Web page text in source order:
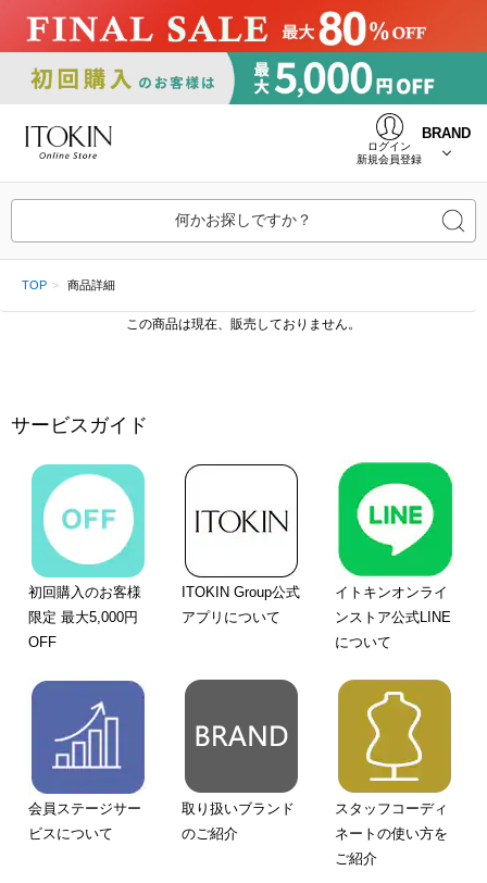
ログイン
新規会員登録
BRAND
何かお探しですか？
TOP 商品詳細
この商品は現在、販売しておりません。
サービスガイド
初回購入のお客様
限定 最大5,000円
OFF
ITOKIN Group公式
アプリについて
イトキンオンライ
ンストア公式LINE
について
会員ステージサー
ビスについて
取り扱いブランド
のご紹介
スタッフコーディ
ネートの使い方を
ご紹介